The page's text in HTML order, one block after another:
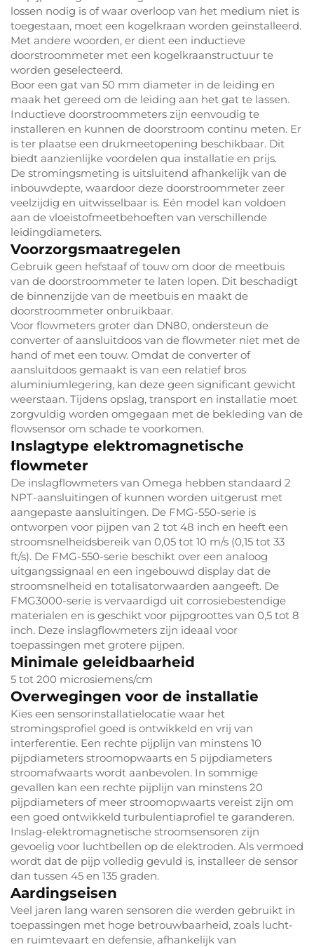
lossen nodig is of waar overloop van het medium niet is
toegestaan, moet een kogelkraan worden geïnstalleerd.
Met andere woorden, er dient een inductieve
doorstroommeter met een kogelkraanstructuur te
worden geselecteerd.
Boor een gat van 50 mm diameter in de leiding en
maak het gereed om de leiding aan het gat te lassen.
Inductieve doorstroommeters zijn eenvoudig te
installeren en kunnen de doorstroom continu meten. Er
is ter plaatse een drukmeetopening beschikbaar. Dit
biedt aanzienlijke voordelen qua installatie en prijs.
De stromingsmeting is uitsluitend afhankelijk van de
inbouwdepte, waardoor deze doorstroommeter zeer
veelzijdig en uitwisselbaar is. Eén model kan voldoen
aan de vloeistofmeetbehoeften van verschillende
leidingdiameters.
Voorzorgsmaatregelen
Gebruik geen hefstaaf of touw om door de meetbuis
van de doorstroommeter te laten lopen. Dit beschadigt
de binnenzijde van de meetbuis en maakt de
doorstroommeter onbruikbaar.
Voor flowmeters groter dan DN80, ondersteun de
converter of aansluitdoos van de flowmeter niet met de
hand of met een touw. Omdat de converter of
aansluitdoos gemaakt is van een relatief bros
aluminiumlegering, kan deze geen significant gewicht
weerstaan. Tijdens opslag, transport en installatie moet
zorgvuldig worden omgegaan met de bekleding van de
flowsensor om schade te voorkomen.
Inslagtype elektromagnetische
flowmeter
De inslagflowmeters van Omega hebben standaard 2
NPT-aansluitingen of kunnen worden uitgerust met
aangepaste aansluitingen. De FMG-550-serie is
ontworpen voor pijpen van 2 tot 48 inch en heeft een
stroomsnelheidsbereik van 0,05 tot 10 m/s (0,15 tot 33
ft/s). De FMG-550-serie beschikt over een analoog
uitgangssignaal en een ingebouwd display dat de
stroomsnelheid en totalisatorwaarden aangeeft. De
FMG3000-serie is vervaardigd uit corrosiebestendige
materialen en is geschikt voor pijpgroottes van 0,5 tot 8
inch. Deze inslagflowmeters zijn ideaal voor
toepassingen met grotere pijpen.
Minimale geleidbaarheid
5 tot 200 microsiemens/cm
Overwegingen voor de installatie
Kies een sensorinstallatielocatie waar het
stromingsprofiel goed is ontwikkeld en vrij van
interferentie. Een rechte pijplijn van minstens 10
pijpdiameters stroomopwaarts en 5 pijpdiameters
stroomafwaarts wordt aanbevolen. In sommige
gevallen kan een rechte pijplijn van minstens 20
pijpdiameters of meer stroomopwaarts vereist zijn om
een goed ontwikkeld turbulentiaprofiel te garanderen.
Inslag-elektromagnetische stroomsensoren zijn
gevoelig voor luchtbellen op de elektroden. Als vermoed
wordt dat de pijp volledig gevuld is, installeer de sensor
dan tussen 45 en 135 graden.
Aardingseisen
Veel jaren lang waren sensoren die werden gebruikt in
toepassingen met hoge betrouwbaarheid, zoals lucht-
en ruimtevaart en defensie, afhankelijk van